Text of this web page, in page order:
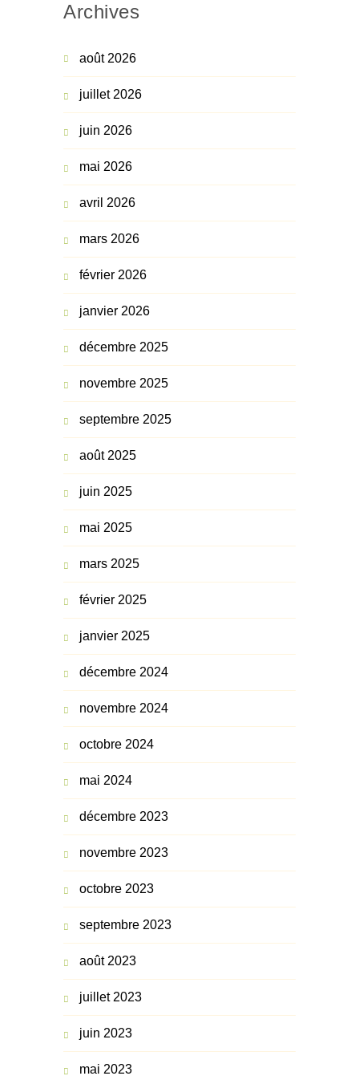
Archives
août 2026
juillet 2026
juin 2026
mai 2026
avril 2026
mars 2026
février 2026
janvier 2026
décembre 2025
novembre 2025
septembre 2025
août 2025
juin 2025
mai 2025
mars 2025
février 2025
janvier 2025
décembre 2024
novembre 2024
octobre 2024
mai 2024
décembre 2023
novembre 2023
octobre 2023
septembre 2023
août 2023
juillet 2023
juin 2023
mai 2023